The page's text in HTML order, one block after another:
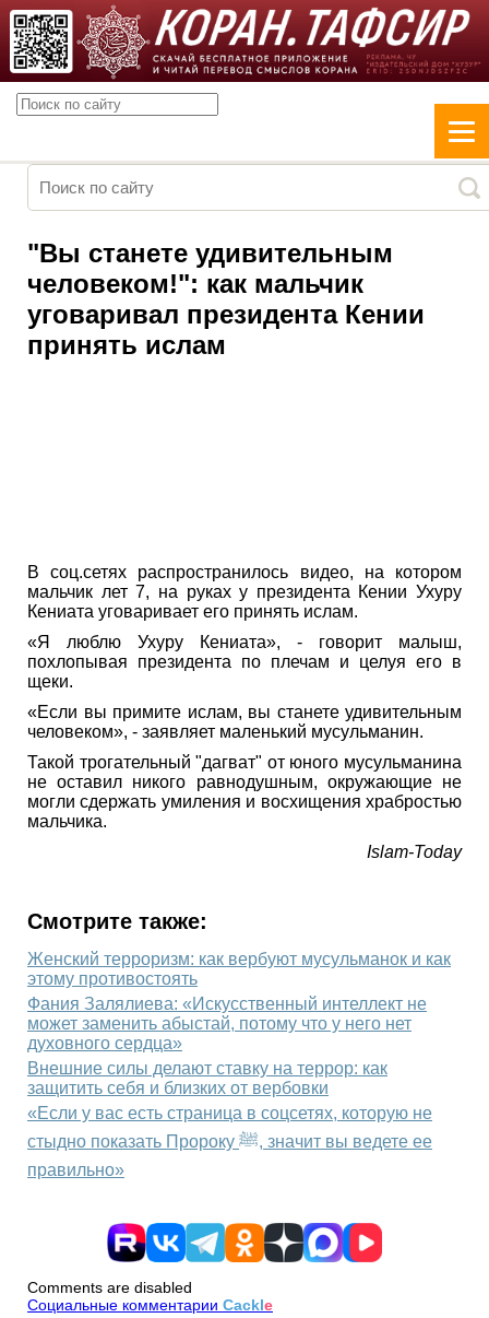
"Вы станете удивительным
человеком!": как мальчик
уговаривал президента Кении
принять ислам
В соц.сетях распространилось видео, на котором
мальчик лет 7, на руках у президента Кении Ухуру
Кениата уговаривает его принять ислам.
«Я люблю Ухуру Кениата», - говорит малыш,
похлопывая президента по плечам и целуя его в
щеки.
«Если вы примите ислам, вы станете удивительным
человеком», - заявляет маленький мусульманин.
Такой трогательный "дагват" от юного мусульманина
не оставил никого равнодушным, окружающие не
могли сдержать умиления и восхищения храбростью
мальчика.
Islam-Today
Смотрите также:
Женский терроризм: как вербуют мусульманок и как
этому противостоять
Фания Залялиева: «Искусственный интеллект не
может заменить абыстай, потому что у него нет
духовного сердца»
Внешние силы делают ставку на террор: как
защитить себя и близких от вербовки
«Если у вас есть страница в соцсетях, которую не
стыдно показать Пророку ﷺ, значит вы ведете ее
правильно»
Comments are disabled
Социальные комментарии Cackle